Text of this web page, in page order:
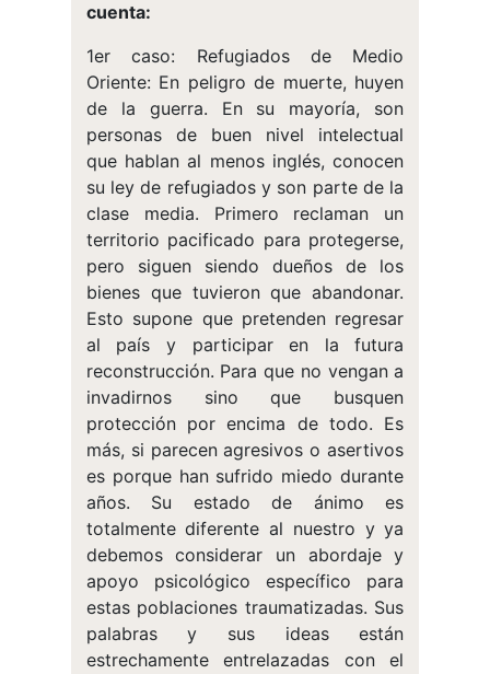
cuenta:
1er caso: Refugiados de Medio
Oriente: En peligro de muerte, huyen
de la guerra. En su mayoría, son
personas de buen nivel intelectual
que hablan al menos inglés, conocen
su ley de refugiados y son parte de la
clase media. Primero reclaman un
territorio pacificado para protegerse,
pero siguen siendo dueños de los
bienes que tuvieron que abandonar.
Esto supone que pretenden regresar
al país y participar en la futura
reconstrucción. Para que no vengan a
invadirnos sino que busquen
protección por encima de todo. Es
más, si parecen agresivos o asertivos
es porque han sufrido miedo durante
años. Su estado de ánimo es
totalmente diferente al nuestro y ya
debemos considerar un abordaje y
apoyo psicológico específico para
estas poblaciones traumatizadas. Sus
palabras y sus ideas están
estrechamente entrelazadas con el